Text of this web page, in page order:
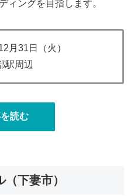
ィングを目指します。
月31日（火）
駅周辺
読む
下妻市）